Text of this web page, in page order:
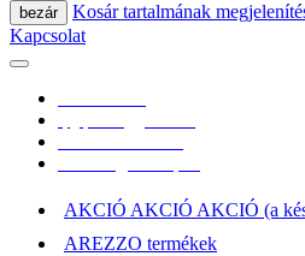
bezár
Kosár tartalmának
Kapcsolat
AKCIÓ AKCIÓ AKCIÓ (a
AREZZO termékek